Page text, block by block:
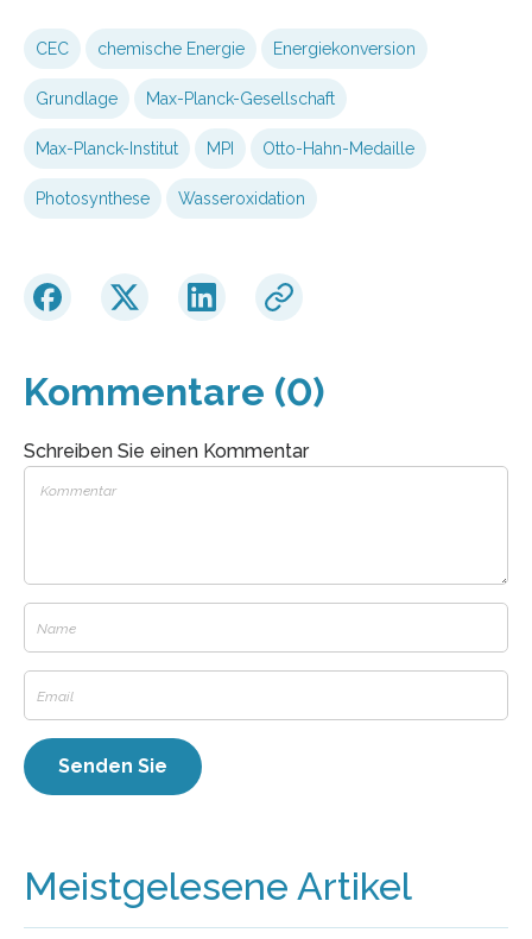
CEC chemische Energie Energiekonversion
Grundlage Max-Planck-Gesellschaft
Max-Planck-Institut MPI Otto-Hahn-Medaille
Photosynthese Wasseroxidation
Kommentare (0)
Schreiben Sie einen Kommentar
Meistgelesene Artikel